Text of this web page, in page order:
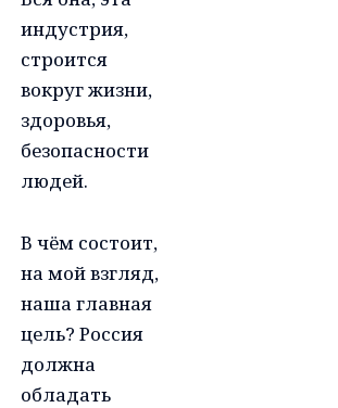
индустрия,
строится
вокруг жизни,
здоровья,
безопасности
людей.
В чём состоит,
на мой взгляд,
наша главная
цель? Россия
должна
обладать